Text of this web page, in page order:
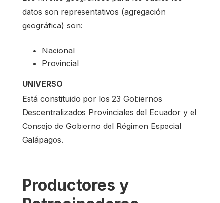
datos son representativos (agregación
geográfica) son:
Nacional
Provincial
UNIVERSO
Está constituido por los 23 Gobiernos
Descentralizados Provinciales del Ecuador y el
Consejo de Gobierno del Régimen Especial
Galápagos.
Productores y